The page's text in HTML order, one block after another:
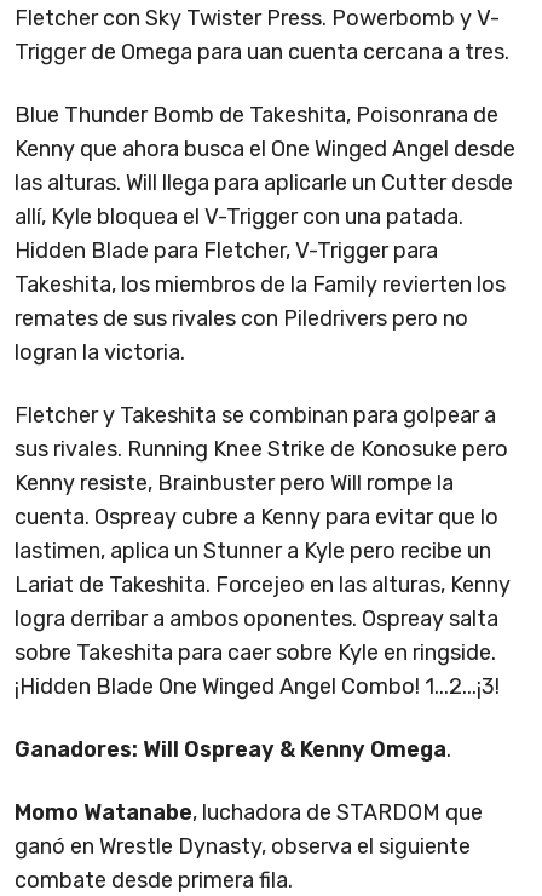
Fletcher con Sky Twister Press. Powerbomb y V-
Trigger de Omega para uan cuenta cercana a tres.
Blue Thunder Bomb de Takeshita, Poisonrana de
Kenny que ahora busca el One Winged Angel desde
las alturas. Will llega para aplicarle un Cutter desde
allí, Kyle bloquea el V-Trigger con una patada.
Hidden Blade para Fletcher, V-Trigger para
Takeshita, los miembros de la Family revierten los
remates de sus rivales con Piledrivers pero no
logran la victoria.
Fletcher y Takeshita se combinan para golpear a
sus rivales. Running Knee Strike de Konosuke pero
Kenny resiste, Brainbuster pero Will rompe la
cuenta. Ospreay cubre a Kenny para evitar que lo
lastimen, aplica un Stunner a Kyle pero recibe un
Lariat de Takeshita. Forcejeo en las alturas, Kenny
logra derribar a ambos oponentes. Ospreay salta
sobre Takeshita para caer sobre Kyle en ringside.
¡Hidden Blade One Winged Angel Combo! 1...2...¡3!
Ganadores: Will Ospreay & Kenny Omega.
Momo Watanabe, luchadora de STARDOM que
ganó en Wrestle Dynasty, observa el siguiente
combate desde primera fila.